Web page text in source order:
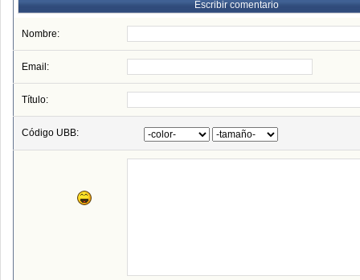
Escribir comentario
Nombre:
Email:
Título:
Código UBB: